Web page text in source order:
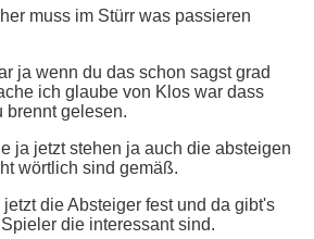
muss im Stürr was passieren
ja wenn du das schon sagst grad
ich glaube von Klos war dass
brennt gelesen.
ja jetzt stehen ja auch die absteigen
wörtlich sind gemäß.
die Absteiger fest und da gibt's
die interessant sind.